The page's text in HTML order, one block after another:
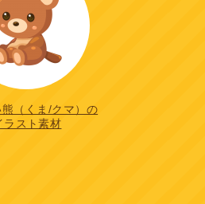
（くま/クマ）の
ラスト素材